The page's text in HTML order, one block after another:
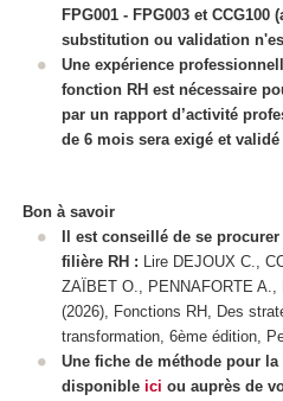
FPG001 - FPG003 et CCG100
substitution ou validation
Une expérience
fonction RH est nécessaire
par un rapport d’activité
de 6 mois sera exigé et
Bon à savoir
Il est conseillé de se
filière RH : Lire DEJOUX C.,
ZAÏBET O., PENNAFORTE A.,
(2026), Fonctions RH, Des
transformation, 6ème édition,
Une fiche de méthode pour
disponible ici ou auprès de